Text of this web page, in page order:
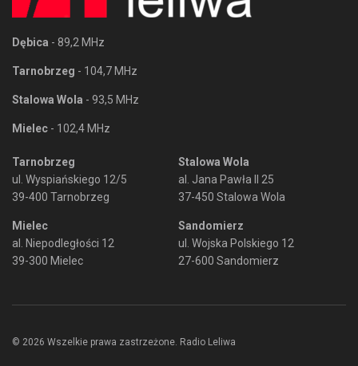
Dębica - 89,2 MHz
Tarnobrzeg - 104,7 MHz
Stalowa Wola - 93,5 MHz
Mielec - 102,4 MHz
Tarnobrzeg
ul. Wyspiańskiego 12/5
39-400 Tarnobrzeg
Mielec
al. Niepodległości 12
39-300 Mielec
Stalowa Wola
al. Jana Pawła II 25
37-450 Stalowa Wola
Sandomierz
ul. Wojska Polskiego 12
27-600 Sandomierz
© 2026 Wszelkie prawa zastrzeżone. Radio Leliwa